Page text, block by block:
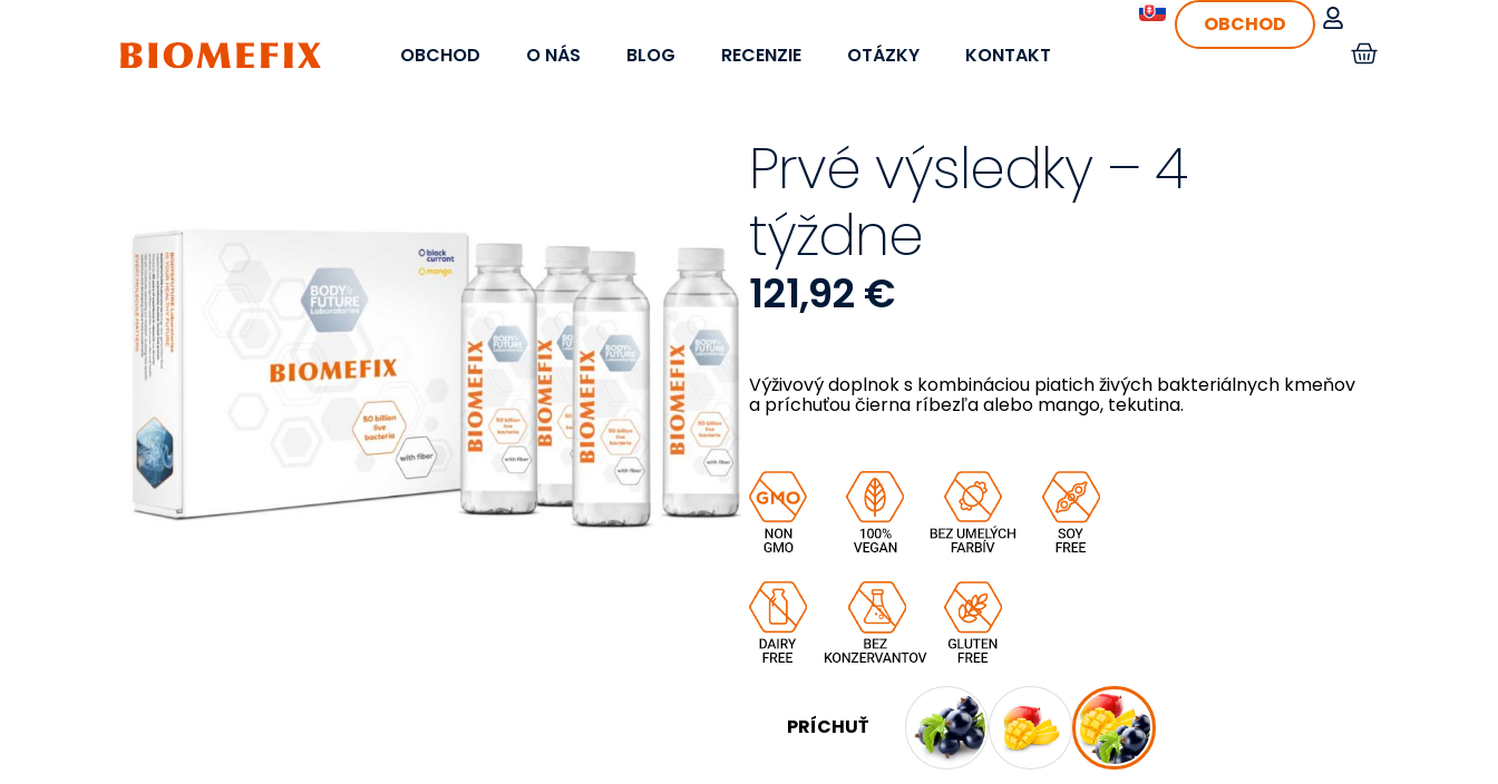
OBCHOD O NÁS BLOG RECENZIE OTÁZKY KONTAKT
OBCHOD
Prvé výsledky – 4
týždne
121,92€
Výživový doplnok s kombináciou piatich živých bakteriálnych kmeňov
a príchuťou čierna ríbezľa alebo mango, tekutina.
PRÍCHUŤ